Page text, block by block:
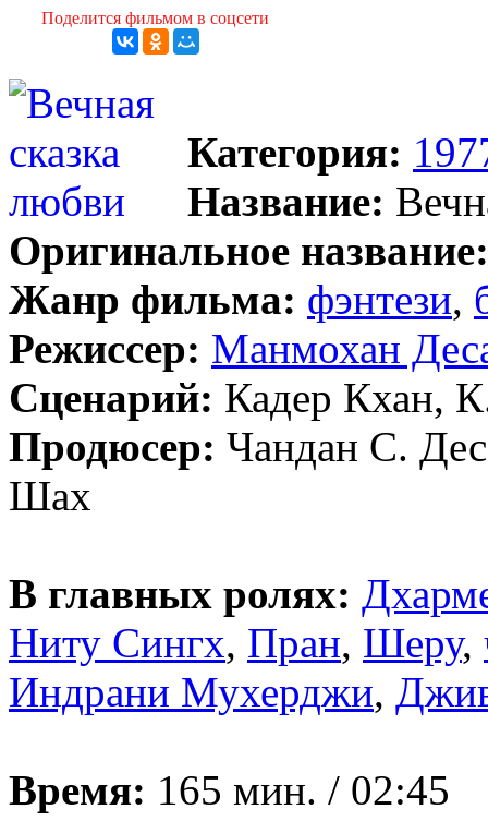
Поделится фильмом в соцсети
Категория:
Название:
Оригинальное название:
Жанр фильма: фэнтези,
Режиссер: Манмохан
Сценарий: Кадер Кхан,
Продюсер: Чандан С.
Шах
В главных ролях:
Ниту Сингх, Пран, Шеру,
Индрани Мухерджи,
Время: 165 мин. / 02:45